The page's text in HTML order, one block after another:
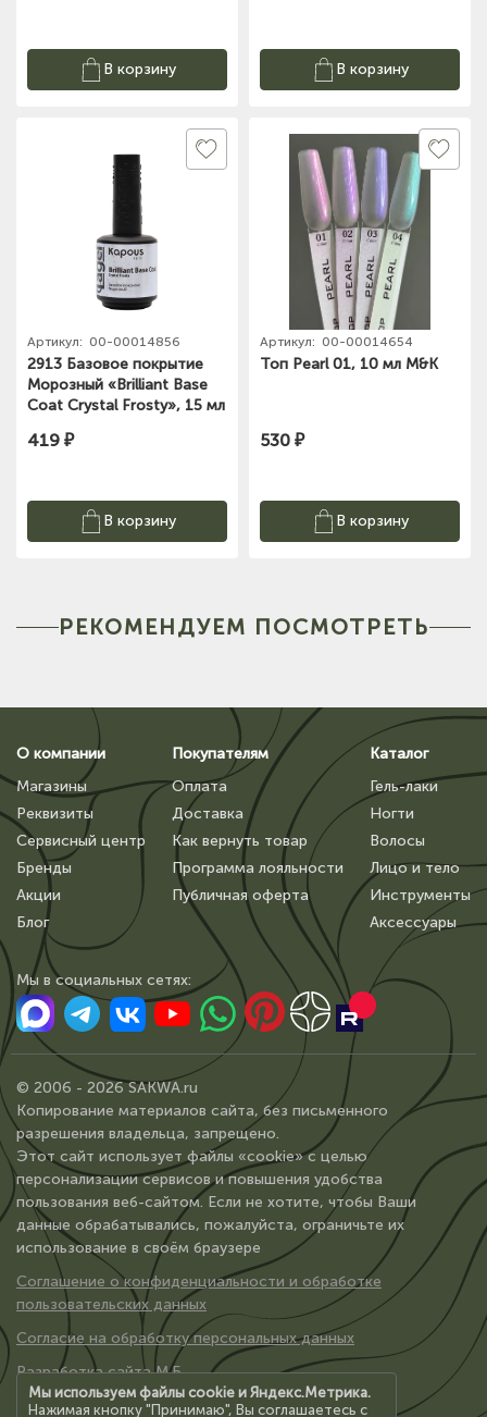
В корзину В корзину
Артикул: 00-00014856
2913 Базовое покрытие
Морозный «Вrilliant Base
Coat Crystal Frosty», 15 мл
419 ₽
В корзину
Артикул: 00-00014654
Топ Pearl 01, 10 мл M&K
530 ₽
В корзину
РЕКОМЕНДУЕМ ПОСМОТРЕТЬ
О компании
Магазины
Реквизиты
Сервисный центр
Бренды
Акции
Блог
Покупателям
Оплата
Доставка
Как вернуть товар
Программа лояльности
Публичная оферта
Каталог
Гель-лаки
Ногти
Волосы
Лицо и тело
Инструменты
Аксессуары
Мы в сoциальных сетях:
© 2006 - 2026 SAKWA.ru
Копирование материалов сайта, без письменного
разрешения владельца, запрещено.
Этот сайт использует файлы «cookie» с целью
персонализации сервисов и повышения удобства
пользования веб-сайтом. Если не хотите, чтобы Ваши
данные обрабатывались, пожалуйста, ограничьте их
использование в своём браузере
Соглашение о конфиденциальности и обработке
пользовательских данных
Согласие на обработку персональных данных
Разработка сайта М.Б.
Мы используем файлы cookie и Яндекс.Метрика.
Нажимая кнопку "Принимаю", Вы соглашаетесь с